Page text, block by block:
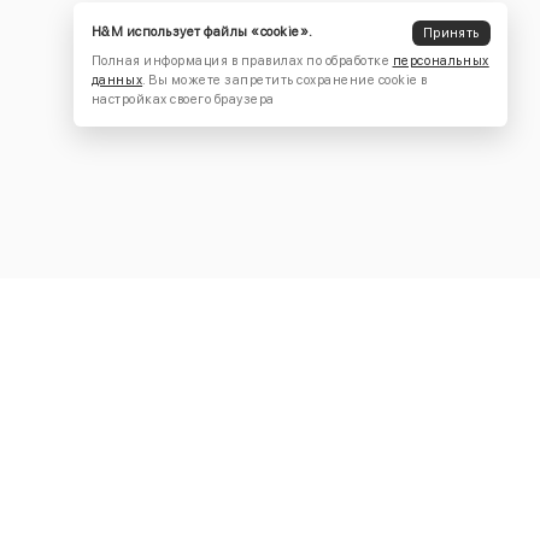
H&M использует файлы «cookie».
Принять
Полная информация в правилах по обработке персональных
данных. Вы можете запретить сохранение cookie в
настройках своего браузера